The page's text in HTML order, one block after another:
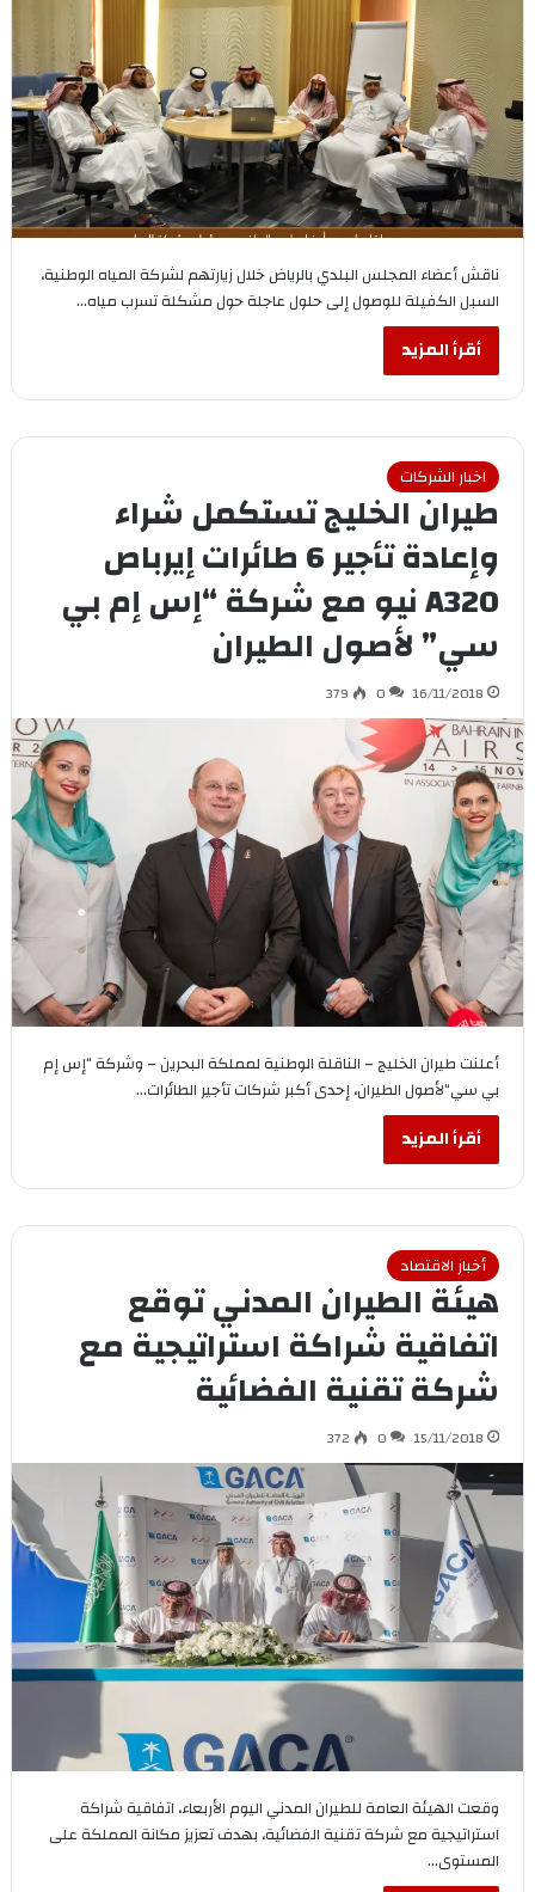
ناقش أعضاء المجلس البلدي بالرياض خلال زيارتهم لشركة المياه الوطنية،
السبل الكفيلة للوصول إلى حلول عاجلة حول مشكلة تسرب مياه…
أقرأ المزيد
اخبار الشركات
طيران الخليج تستكمل شراء
وإعادة تأجير 6 طائرات إيرباص
A320 نيو مع شركة “إس إم بي
سي” لأصول الطيران
16/11/2018
0
379
أعلنت طيران الخليج – الناقلة الوطنية لمملكة البحرين – وشركة “إس إم
بي سي“لأصول الطيران، إحدى أكبر شركات تأجير الطائرات…
أقرأ المزيد
أخبار الاقتصاد
هيئة الطيران المدني توقع
اتفاقية شراكة استراتيجية مع
شركة تقنية الفضائية
15/11/2018
0
372
وقعت الهيئة العامة للطيران المدني اليوم الأربعاء، اتفاقية شراكة
استراتيجية مع شركة تقنية الفضائية، بهدف تعزيز مكانة المملكة على
المستوى…